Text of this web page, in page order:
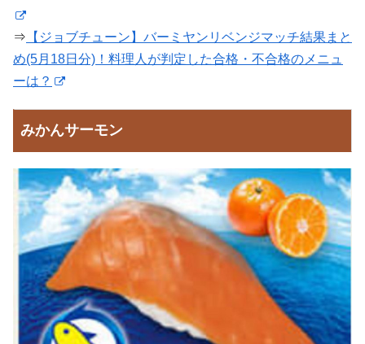
⇒ 【ジョブチューン】バーミヤンリベンジマッチ結果まと
め(5月18日分)！料理人が判定した合格・不合格のメニュ
ーは？
みかんサーモン